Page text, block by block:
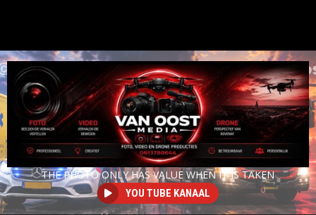
THE PHOTO ONLY HAS VALUE WHEN IT IS TAKEN
YOU TUBE KANAAL